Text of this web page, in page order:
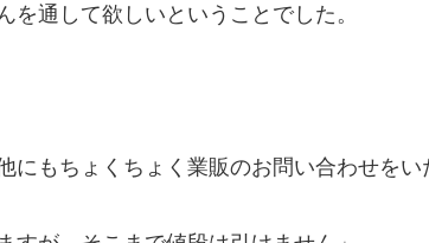
を通して欲しいということでした。
にもちょくちょく業販のお問い合わせを